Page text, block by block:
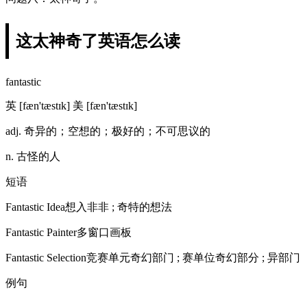
这太神奇了英语怎么读
fantastic
英 [fæn'tæstɪk] 美 [fæn'tæstɪk]
adj. 奇异的；空想的；极好的；不可思议的
n. 古怪的人
短语
Fantastic Idea想入非非 ; 奇特的想法
Fantastic Painter多窗口画板
Fantastic Selection竞赛单元奇幻部门 ; 赛单位奇幻部分 ; 异部门
例句